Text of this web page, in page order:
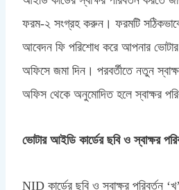
ফরম-২ সংগ্রহ করুন। ফরমটি
আবেদন ফি পরিশোধ করে আপনার ভোটার
অফিসে জমা দিন। পরবর্তীতে নতুন
অফিস থেকে অনুমোদিত হলে স্বাক্ষর
ভোটার আইডি কার্ডের ছবি ও স্বাক্ষর
NID কার্ডের ছবি ও স্বাক্ষর পরিবর্তন